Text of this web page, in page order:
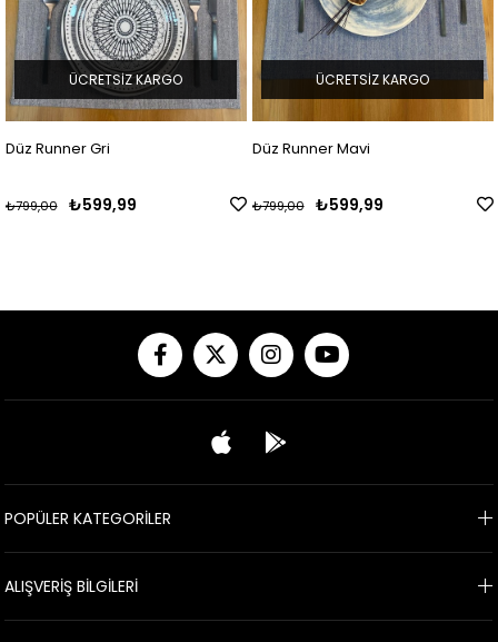
Düz Runner Gri
₺599,99
₺799,00
ÜCRETSIZ KARGO
Düz Runner Mavi
₺599,99
₺799,00
ÜCRETSIZ KARGO
POPÜLER KATEGORİLER
ALIŞVERİŞ BİLGİLERİ